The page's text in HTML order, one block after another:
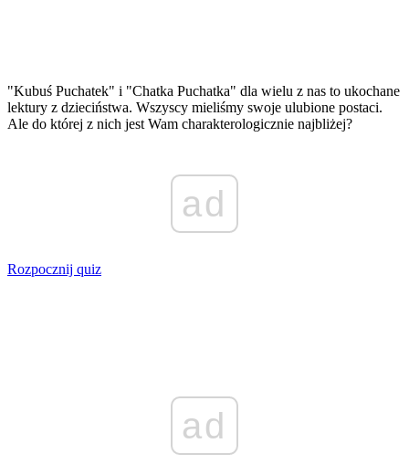
"Kubuś Puchatek" i "Chatka Puchatka" dla wielu z nas to ukochane
lektury z dzieciństwa. Wszyscy mieliśmy swoje ulubione postaci.
Ale do której z nich jest Wam charakterologicznie najbliżej?
ad
Rozpocznij quiz
ad